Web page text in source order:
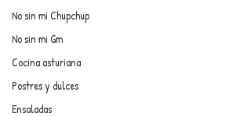
No sin mi Chupchup
No sin mi Gm
Cocina asturiana
Postres y dulces
Ensaladas